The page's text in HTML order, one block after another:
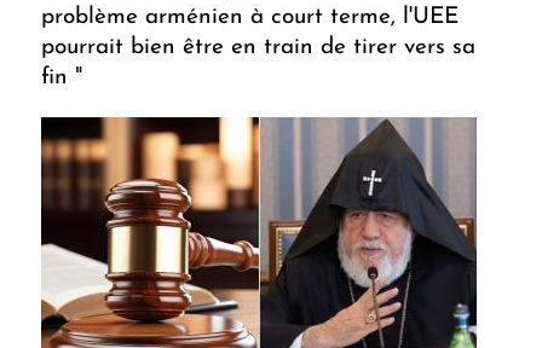
problème arménien à court terme, l'UEE
pourrait bien être en train de tirer vers sa
fin "